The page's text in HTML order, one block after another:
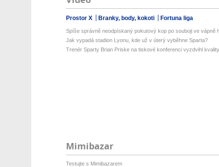
Prostor X Branky, body, kokoti Fortuna liga
Spíše správně neodpískaný pokutový kop po souboji ve vápně
Jak vypadá stadion Lyonu, kde už v úterý vyběhne Sparta?
Trenér Sparty Brian Priske na tiskové konferenci vyzdvihl
Mimibazar
Testujte s Mimibazarem